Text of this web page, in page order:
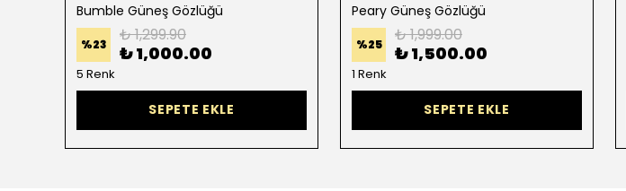
Bumble Güneş Gözlüğü
%23 ₺ 1,299.90
₺ 1,000.00
5 Renk
SEPETE EKLE
Peary Güneş Gözlüğü
%25 ₺ 1,999.00
₺ 1,500.00
1 Renk
SEPETE EKLE